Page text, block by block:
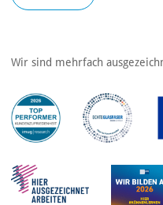
Wir sind mehrfach